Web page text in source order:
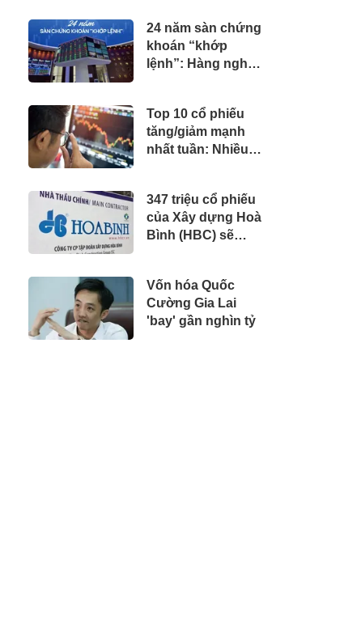
review tháng 1?
24 năm sàn chứng
khoán “khớp
lệnh”: Hàng nghìn
đầu tư “đổ bộ”
vào thị trường,
quy mô vốn hóa
Top 10 cổ phiếu
tăng/giảm mạnh
nhất tuần: Nhiều
ngược dòng tăng
gần 70% sau một
tuần
347 triệu cổ phiếu
của Xây dựng Hoà
Bình (HBC) sẽ
Vốn hóa Quốc
Cường Gia Lai
'bay' gần nghìn tỷ